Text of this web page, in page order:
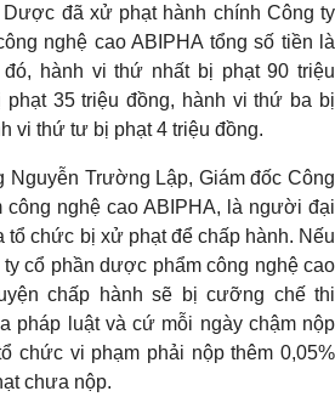
đã xử phạt hành chính Công ty
nghệ cao ABIPHA tổng số tiền là
đó, hành vi thứ nhất bị phạt 90 triệu
35 triệu đồng, hành vi thứ ba bị
vi thứ tư bị phạt 4 triệu đồng.
Nguyễn Trường Lập, Giám đốc Công
nghệ cao ABIPHA, là người đại
tổ chức bị xử phạt để chấp hành. Nếu
cổ phần dược phẩm công nghệ cao
chấp hành sẽ bị cưỡng chế thi
pháp luật và cứ mỗi ngày chậm nộp
chức vi phạm phải nộp thêm 0,05%
chưa nộp.